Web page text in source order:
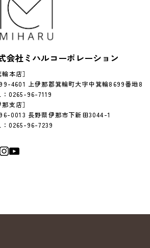
会社ミハルコーポレーション
輪本店］
4601 上伊那郡箕輪町大字中箕輪8699番地8
：0265-96-7119
那支店］
0013 長野県伊那市下新田3044-1
：0265-96-7239